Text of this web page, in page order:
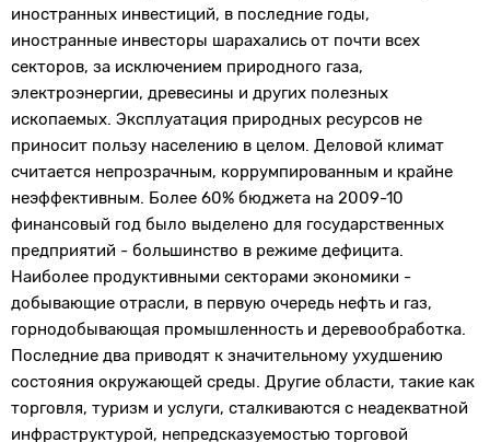
иностранных инвестиций, в последние годы,
иностранные инвесторы шарахались от почти всех
секторов, за исключением природного газа,
электроэнергии, древесины и других полезных
ископаемых. Эксплуатация природных ресурсов не
приносит пользу населению в целом. Деловой климат
считается непрозрачным, коррумпированным и крайне
неэффективным. Более 60% бюджета на 2009-10
финансовый год было выделено для государственных
предприятий - большинство в режиме дефицита.
Наиболее продуктивными секторами экономики -
добывающие отрасли, в первую очередь нефть и газ,
горнодобывающая промышленность и деревообработка.
Последние два приводят к значительному ухудшению
состояния окружающей среды. Другие области, такие как
торговля, туризм и услуги, сталкиваются с неадекватной
инфраструктурой, непредсказуемостью торговой